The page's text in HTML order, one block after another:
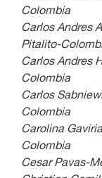
Colombia
Carlos Andres
Pitalito-
Carlos Andres
Colombia
Carlos
Colombia
Carolina
Colombia
Cesar Pavas-